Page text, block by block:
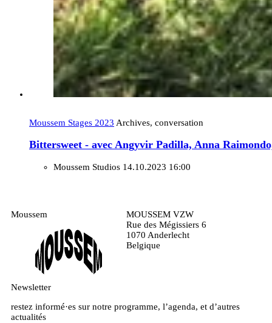
Moussem Stages 2023 Archives, conversation
Bittersweet - avec Angyvir Padilla, Anna
Moussem Studios 14.10.2023 16:00
Moussem
MOUSSEM VZW
Rue des Mégissiers 6
1070 Anderlecht
Belgique
Newsletter
restez informé·es sur notre programme, l’agenda, et d’autres
actualités